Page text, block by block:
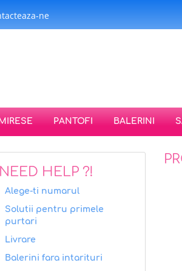
ne
PANTOFI BALERINI
NEED HELP ?!
Alege-ti numarul
Solutii pentru primele
purtari
Livrare
Balerini fara intarituri